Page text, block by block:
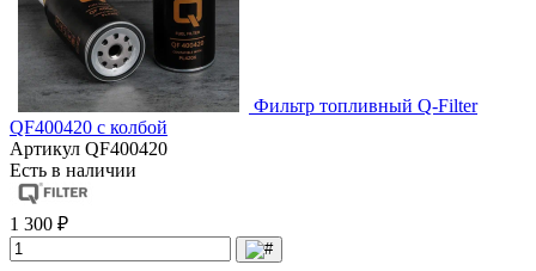
Фильтр топливный Q-Filter
QF400420 с колбой
Артикул QF400420
Есть в наличии
1 300 ₽